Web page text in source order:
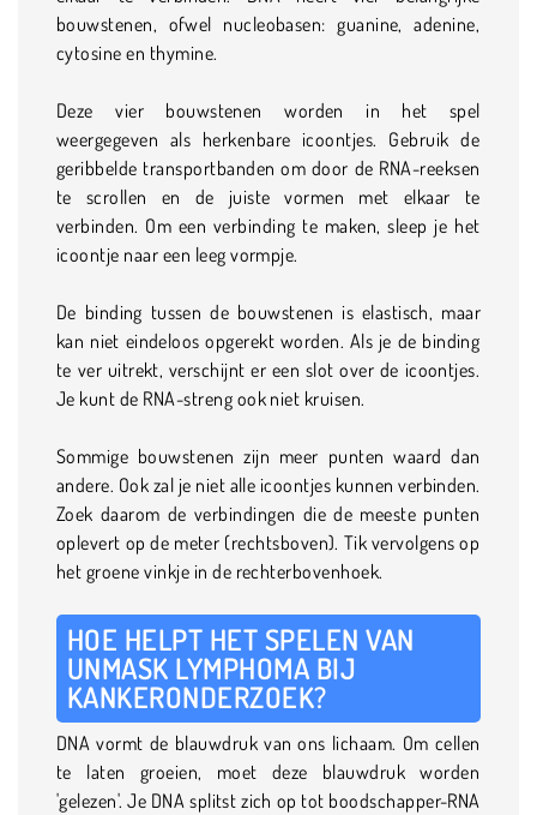
bouwstenen, ofwel nucleobasen: guanine, adenine,
cytosine en thymine.
Deze vier bouwstenen worden in het spel
weergegeven als herkenbare icoontjes. Gebruik de
geribbelde transportbanden om door de RNA-reeksen
te scrollen en de juiste vormen met elkaar te
verbinden. Om een verbinding te maken, sleep je het
icoontje naar een leeg vormpje.
De binding tussen de bouwstenen is elastisch, maar
kan niet eindeloos opgerekt worden. Als je de binding
te ver uitrekt, verschijnt er een slot over de icoontjes.
Je kunt de RNA-streng ook niet kruisen.
Sommige bouwstenen zijn meer punten waard dan
andere. Ook zal je niet alle icoontjes kunnen verbinden.
Zoek daarom de verbindingen die de meeste punten
oplevert op de meter (rechtsboven). Tik vervolgens op
het groene vinkje in de rechterbovenhoek.
HOE HELPT HET SPELEN VAN
UNMASK LYMPHOMA BIJ
KANKERONDERZOEK?
DNA vormt de blauwdruk van ons lichaam. Om cellen
te laten groeien, moet deze blauwdruk worden
'gelezen'. Je DNA splitst zich op tot boodschapper-RNA